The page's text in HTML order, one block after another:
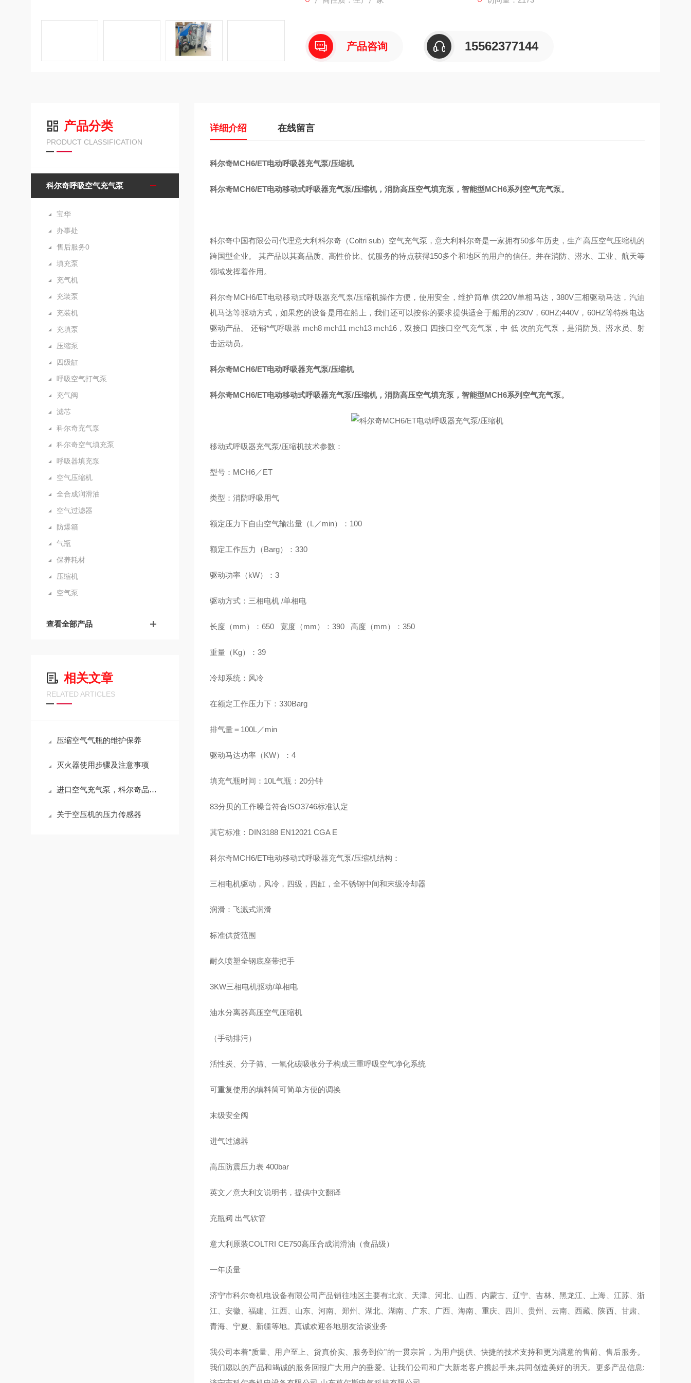
产品咨询 15562377144
产品分类
PRODUCT CLASSIFICATION
科尔奇呼吸空气充气泵
宝华
办事处
售后服务0
填充泵
充气机
充装泵
充装机
充填泵
压缩泵
四级缸
呼吸空气打气泵
充气阀
滤芯
科尔奇充气泵
科尔奇空气填充泵
呼吸器填充泵
空气压缩机
全合成润滑油
空气过滤器
防爆箱
气瓶
保养耗材
压缩机
空气泵
查看全部产品
相关文章
RELATED ARTICLES
压缩空气气瓶的维护保养
灭火器使用步骤及注意事项
进口空气充气泵，科尔奇品牌充气泵注意事项
关于空压机的压力传感器
详细介绍 在线留言
科尔奇MCH6/ET电动呼吸器充气泵/压缩机
科尔奇MCH6/ET电动移动式呼吸器充气泵/压缩机，消防高压空气填充泵，智能型MCH6系列空气充气泵。
科尔奇中国有限公司代理意大利科尔奇（Coltri sub）空气充气泵，意大利科尔奇是一家拥有50多年历史，生产高压空气压缩机的
跨国型企业。 其产品以其高品质、高性价比、优服务的特点获得150多个和地区的用户的信任。并在消防、潜水、工业、航天等
领域发挥着作用。
科尔奇MCH6/ET电动移动式呼吸器充气泵/压缩机操作方便，使用安全，维护简单 供220V单相马达，380V三相驱动马达，汽油
机马达等驱动方式，如果您的设备是用在船上，我们还可以按你的要求提供适合于船用的230V，60HZ;440V，60HZ等特殊电达
驱动产品。 还销*气呼吸器 mch8 mch11 mch13 mch16，双接口 四接口空气充气泵，中 低 次的充气泵，是消防员、潜水员、射
击运动员。
科尔奇MCH6/ET电动呼吸器充气泵/压缩机
科尔奇MCH6/ET电动移动式呼吸器充气泵/压缩机，消防高压空气填充泵，智能型MCH6系列空气充气泵。
移动式呼吸器充气泵/压缩机技术参数：
型号：MCH6／ET
类型：消防呼吸用气
额定压力下自由空气输出量（L／min）：100
额定工作压力（Barg）：330
驱动功率（kW）：3
驱动方式：三相电机 /单相电
长度（mm）：650 宽度（mm）：390 高度（mm）：350
重量（Kg）：39
冷却系统：风冷
在额定工作压力下：330Barg
排气量＝100L／min
驱动马达功率（KW）：4
填充气瓶时间：10L气瓶：20分钟
83分贝的工作噪音符合ISO3746标准认定
其它标准：DIN3188 EN12021 CGA E
科尔奇MCH6/ET电动移动式呼吸器充气泵/压缩机结构：
三相电机驱动，风冷，四级，四缸，全不锈钢中间和末级冷却器
润滑：飞溅式润滑
标准供货范围
耐久喷塑全钢底座带把手
3KW三相电机驱动/单相电
油水分离器高压空气压缩机
（手动排污）
活性炭、分子筛、一氧化碳吸收分子构成三重呼吸空气净化系统
可重复使用的填料筒可简单方便的调换
末级安全阀
进气过滤器
高压防震压力表 400bar
英文／意大利文说明书，提供中文翻译
充瓶阀 出气软管
意大利原装COLTRI CE750高压合成润滑油（食品级）
一年质量
济宁市科尔奇机电设备有限公司产品销往地区主要有北京、天津、河北、山西、内蒙古、辽宁、吉林、黑龙江、上海、江苏、浙
江、安徽、福建、江西、山东、河南、郑州、湖北、湖南、广东、广西、海南、重庆、四川、贵州、云南、西藏、陕西、甘肃、
青海、宁夏、新疆等地。真诚欢迎各地朋友洽谈业务
我公司本着“质量、用户至上、货真价实、服务到位"的一贯宗旨，为用户提供、快捷的技术支持和更为满意的售前、售后服务。
我们愿以的产品和竭诚的服务回报广大用户的垂爱。让我们公司和广大新老客户携起手来,共同创造美好的明天。更多产品信息: